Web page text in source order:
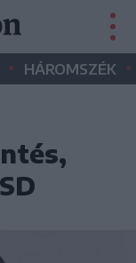
• HÁROMSZÉK •